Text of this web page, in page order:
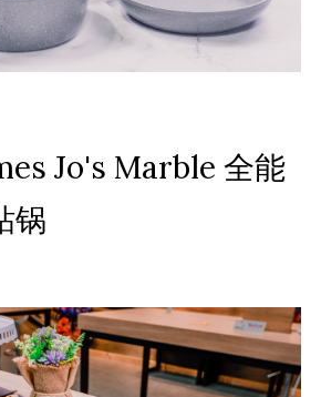
Jo's Marble 全能
锅